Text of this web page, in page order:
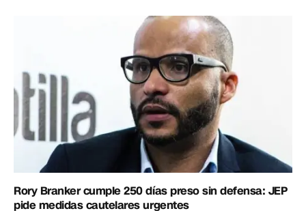
Rory Branker cumple 250 días preso sin defensa: JEP
pide medidas cautelares urgentes